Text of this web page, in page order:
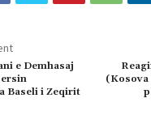
e Demhasaj
Baseli i Zeqirit
(Kosova